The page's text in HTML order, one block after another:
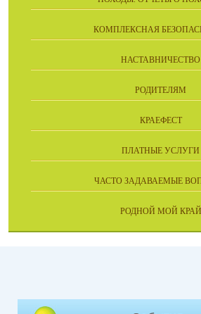
КОМПЛЕКСНАЯ
НАСТАВНИЧЕСТВО
РОДИТЕЛЯМ
КРАЕФЕСТ
ПЛАТНЫЕ УСЛУГИ
ЧАСТО ЗАДАВАЕМЫЕ
РОДНОЙ МОЙ КРАЙ